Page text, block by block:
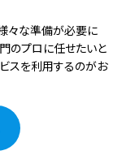
々な準備が必要に
のプロに任せたいと
スを利用するのがお